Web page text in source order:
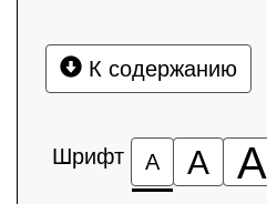
К содержанию
Шрифт А А А